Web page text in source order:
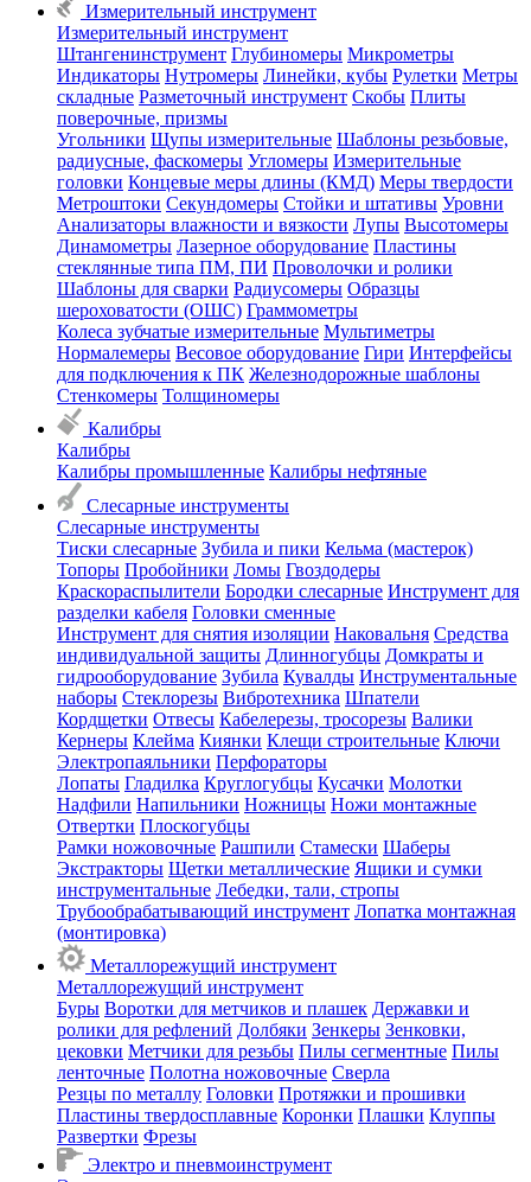
Измерительный инструмент
Измерительный инструмент
Штангенинструмент Глубиномеры Микрометры
Индикаторы Нутромеры Линейки, кубы Рулетки Метры
складные Разметочный инструмент Скобы Плиты
поверочные, призмы
Угольники Щупы измерительные Шаблоны резьбовые,
радиусные, фаскомеры Угломеры Измерительные
головки Концевые меры длины (КМД) Меры твердости
Метроштоки Секундомеры Стойки и штативы Уровни
Анализаторы влажности и вязкости Лупы Высотомеры
Динамометры Лазерное оборудование Пластины
стеклянные типа ПМ, ПИ Проволочки и ролики
Шаблоны для сварки Радиусомеры Образцы
шероховатости (ОШС) Граммометры
Колеса зубчатые измерительные Мультиметры
Нормалемеры Весовое оборудование Гири Интерфейсы
для подключения к ПК Железнодорожные шаблоны
Стенкомеры Толщиномеры
Калибры
Калибры
Калибры промышленные Калибры нефтяные
Слесарные инструменты
Слесарные инструменты
Тиски слесарные Зубила и пики Кельма (мастерок)
Топоры Пробойники Ломы Гвоздодеры
Краскораспылители Бородки слесарные Инструмент для
разделки кабеля Головки сменные
Инструмент для снятия изоляции Наковальня Средства
индивидуальной защиты Длинногубцы Домкраты и
гидрооборудование Зубила Кувалды Инструментальные
наборы Стеклорезы Вибротехника Шпатели
Кордщетки Отвесы Кабелерезы, тросорезы Валики
Кернеры Клейма Киянки Клещи строительные Ключи
Электропаяльники Перфораторы
Лопаты Гладилка Круглогубцы Кусачки Молотки
Надфили Напильники Ножницы Ножи монтажные
Отвертки Плоскогубцы
Рамки ножовочные Рашпили Стамески Шаберы
Экстракторы Щетки металлические Ящики и сумки
инструментальные Лебедки, тали, стропы
Трубообрабатывающий инструмент Лопатка монтажная
(монтировка)
Металлорежущий инструмент
Металлорежущий инструмент
Буры Воротки для метчиков и плашек Державки и
ролики для рефлений Долбяки Зенкеры Зенковки,
цековки Метчики для резьбы Пилы сегментные Пилы
ленточные Полотна ножовочные Сверла
Резцы по металлу Головки Протяжки и прошивки
Пластины твердосплавные Коронки Плашки Клуппы
Развертки Фрезы
Электро и пневмоинструмент